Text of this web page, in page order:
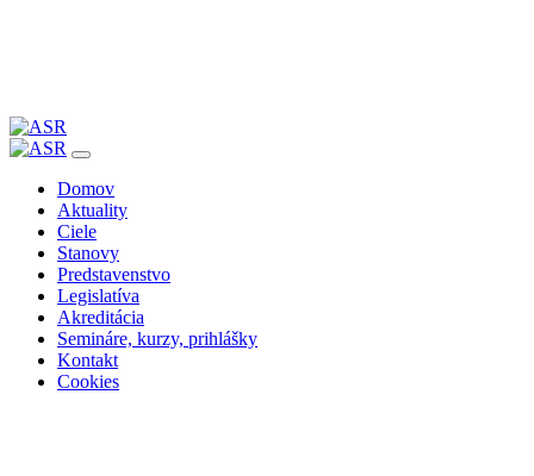
Skip
contentDomov
Aktuality
Ciele
Stanovy
Predstavenstvo
Legislatíva
Akreditácia
Semináre, kurzy, prihlášky
Kontakt
Cookies